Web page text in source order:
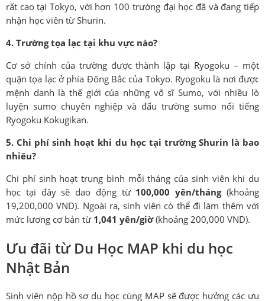
rất cao tại Tokyo, với hơn 100 trường đại học đã và đang tiếp
nhận học viên từ Shurin.
4. Trường tọa lạc tại khu vực nào?
Cơ sở chính của trường được thành lập tại Ryogoku – một
quận tọa lạc ở phía Đông Bắc của Tokyo. Ryogoku là nơi được
mệnh danh là thế giới của những võ sĩ Sumo, với nhiều lò
luyện sumo chuyên nghiệp và đấu trường sumo nổi tiếng
Ryogoku Kokugikan.
5. Chi phí sinh hoạt khi du học tại trường Shurin là bao
nhiêu?
Chi phí sinh hoạt trung bình mỗi tháng của sinh viên khi du
học tại đây sẽ dao động từ 100,000 yên/tháng(khoảng
19,200,000 VND). Ngoài ra, sinh viên có thể đi làm thêm với
mức lương cơ bản từ 1,041 yên/giờ(khoảng 200,000 VND).
Ưu đãi từ Du Học MAP khi du học
Nhật Bản
Sinh viên nộp hồ sơ du học cùng MAP sẽ được hưởng các ưu